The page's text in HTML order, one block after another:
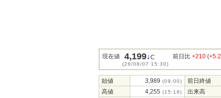
現在値 4,199↓C
(26/08/07 15:30)
前日比 +210 (
始値 3,989 (09:00)
前日終値
高値
4,255 (15:18)
出来高